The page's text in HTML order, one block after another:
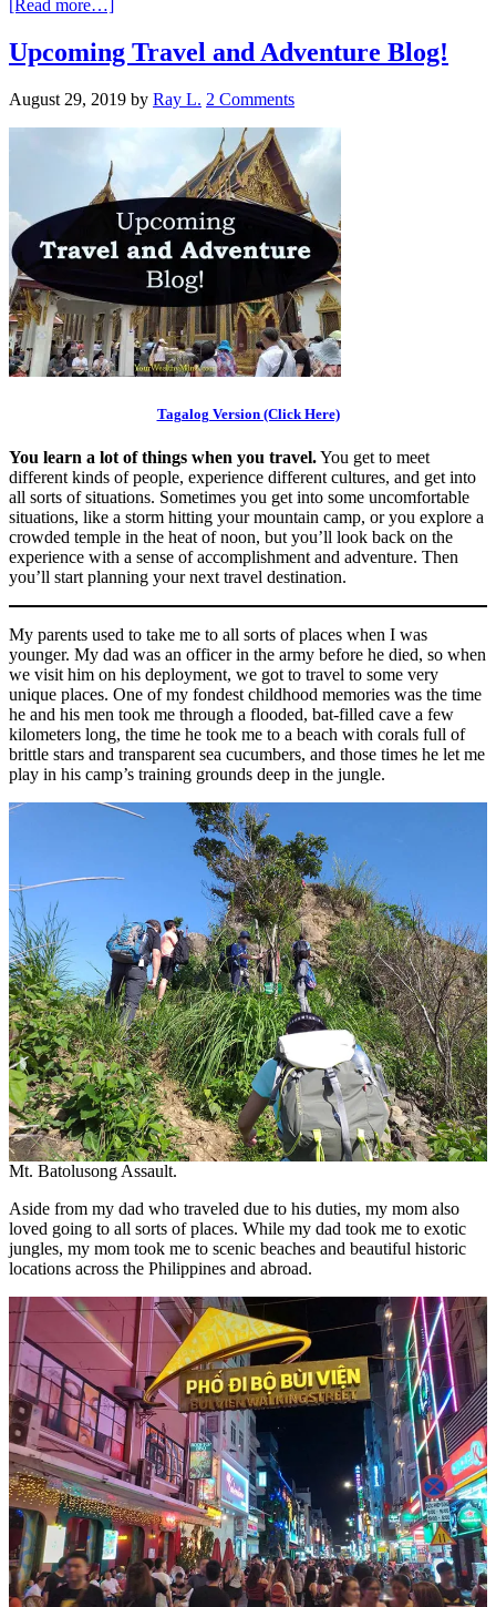
[Read more…]
Upcoming Travel and Adventure Blog!
August 29, 2019 by Ray L. 2 Comments
Tagalog Version (Click Here)
You learn a lot of things when you travel.You get to meet
different kinds of people, experience different cultures, and get into
all sorts of situations. Sometimes you get into some uncomfortable
situations, like a storm hitting your mountain camp, or you explore a
crowded temple in the heat of noon, but you’ll look back on the
experience with a sense of accomplishment and adventure. Then
you’ll start planning your next travel destination.
My parents used to take me to all sorts of places when I was
younger. My dad was an officer in the army before he died, so when
we visit him on his deployment, we got to travel to some very
unique places. One of my fondest childhood memories was the time
he and his men took me through a flooded, bat-filled cave a few
kilometers long, the time he took me to a beach with corals full of
brittle stars and transparent sea cucumbers, and those times he let me
play in his camp’s training grounds deep in the jungle.
Mt. Batolusong Assault.
Aside from my dad who traveled due to his duties, my mom also
loved going to all sorts of places. While my dad took me to exotic
jungles, my mom took me to scenic beaches and beautiful historic
locations across the Philippines and abroad.